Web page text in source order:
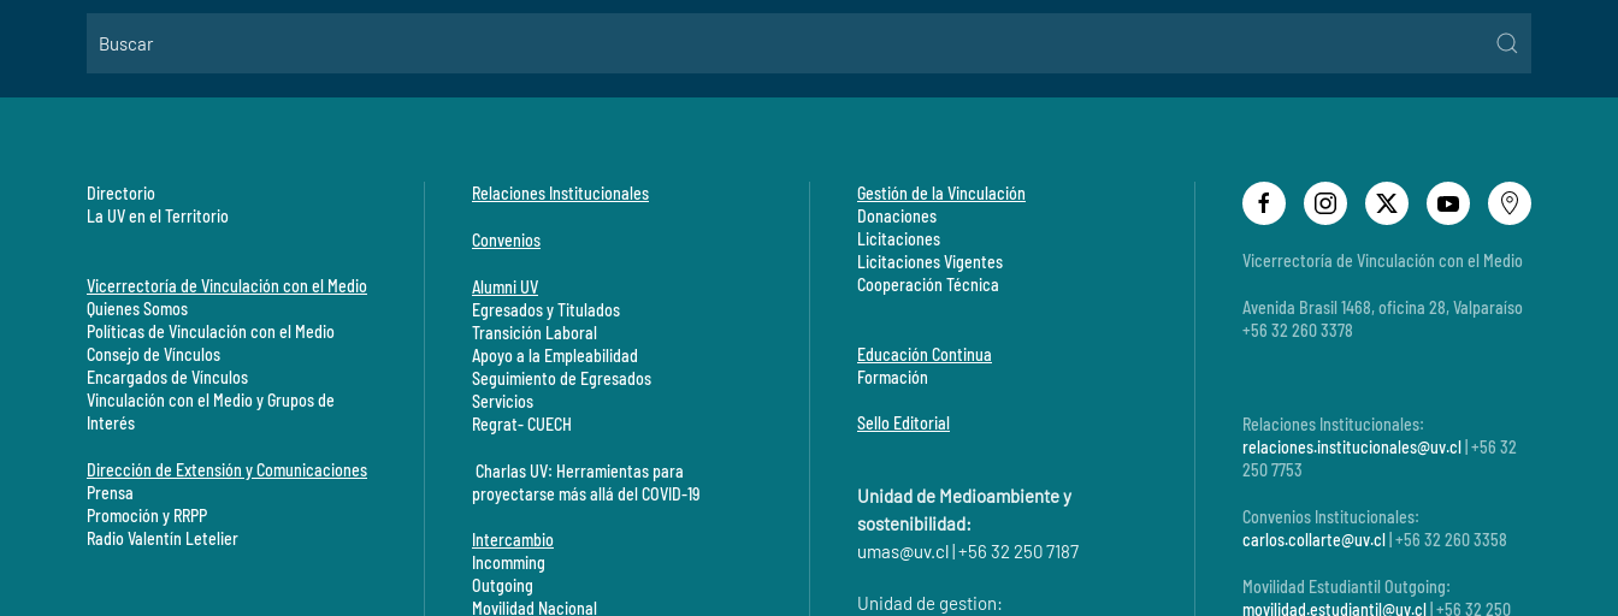
Directorio
La UV en el Territorio
Vicerrectoría de Vinculación con el Medio
Quienes Somos
Políticas de Vinculación con el Medio
Consejo de Vínculos
Encargados de Vínculos
Vinculación con el Medio y Grupos de
Interés
Dirección de Extensión y Comunicaciones
Prensa
Promoción y RRPP
Radio Valentín Letelier
Relaciones Institucionales
Convenios
Alumni UV
Egresados y Titulados
Transición Laboral
Apoyo a la Empleabilidad
Seguimiento de Egresados
Servicios
Regrat- CUECH
Charlas UV: Herramientas para
proyectarse más allá del COVID-19
Intercambio
Incomming
Outgoing
Movilidad Nacional
Gestión de la Vinculación
Donaciones
Licitaciones
Licitaciones Vigentes
Cooperación Técnica
Educación Continua
Formación
Sello Editorial
Unidad de Medioambiente y
sostenibilidad:
umas@uv.cl| +56 32 250 7187
Unidad de gestion:
Vicerrectoría de Vinculación con el Medio
Avenida Brasil 1468, oficina 28, Valparaíso
+56 32 260 3378
Relaciones Institucionales:
relaciones.institucionales@uv.cl | +56 32
250 7753
Convenios Institucionales:
carlos.collarte@uv.cl | +56 32 260 3358
Movilidad Estudiantil Outgoing:
movilidad.estudiantil@uv.cl | +56 32 250